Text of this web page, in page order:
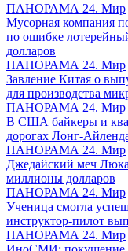
ПАНОРАМА 24. Мир
Мусорная компания
по ошибке
долларов
ПАНОРАМА 24. Мир
Завление Китая о
для производства
ПАНОРАМА 24. Мир
В США байкеры и
дорогах Лонг-
ПАНОРАМА 24. Мир
Джедайский меч Люка
миллионы долларов
ПАНОРАМА 24. Мир
Ученица смогла
инструктор-пилот
ПАНОРАМА 24. Мир